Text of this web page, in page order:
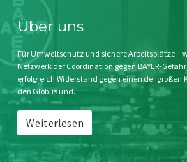
Impressum
Störfälle
Stichwort BAYER
Jahrestagung
SPENDEN
Über uns
Für Umweltschutz und sichere Arbeitsplätze –
Netzwerk der Coordination gegen BAYER-
erfolgreich Widerstand gegen einen der großen
den Globus und…
Weiterlesen